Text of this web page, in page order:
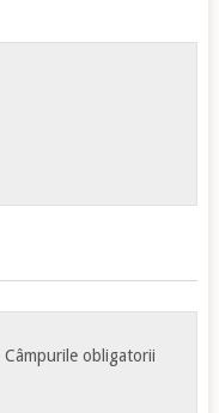
Câmpurile obligatorii